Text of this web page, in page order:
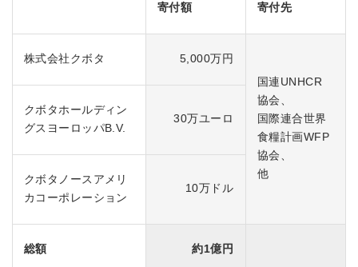
寄付額 寄付先
株式会社クボタ
5,000万円
国連UNHCR
協会、
国際連合世界
食糧計画WFP
協会、
他
クボタホールディン
グスヨーロッパB.V.
30万ユーロ
クボタノースアメリ
カコーポレーション
10万ドル
総額 約1億円